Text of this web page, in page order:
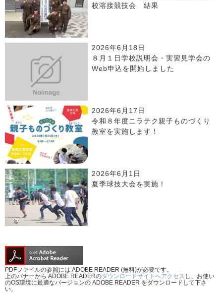
校溶接競技会 結果
2026年6月18日
８月１日学校説明会・実習見学会の
Web申込を開始しました
2026年6月17日
令和８年度ニラテク親子ものづくり
教室を実施します！
2026年6月1日
夏季球技大会を実施！
PDFファイルの参照には ADOBE READER (無料)が必要です。
上のバナーから ADOBE READERのダウンロードサイトへアクセス し、お使い
のOS環境に最適なバージョンの ADOBE READER をダウンロードして下さ
い。